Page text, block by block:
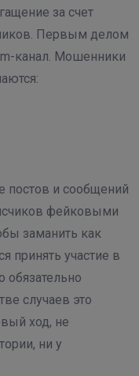
за счет
Первым делом
канал. Мошенники
и сообщений
фейковыми
заманить как
принять участие в
обязательно
случаев это
ход, не
ни у